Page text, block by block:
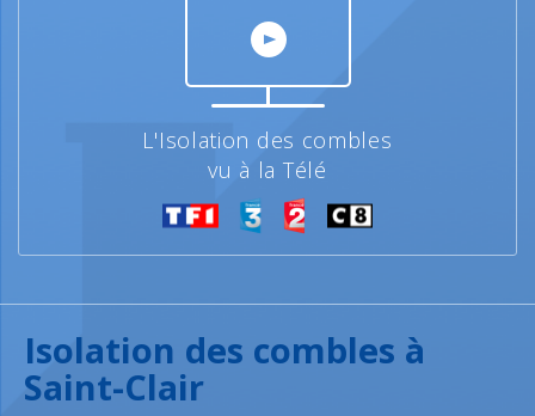
L'Isolation des combles
vu à la Télé
Isolation des combles à
Saint-Clair